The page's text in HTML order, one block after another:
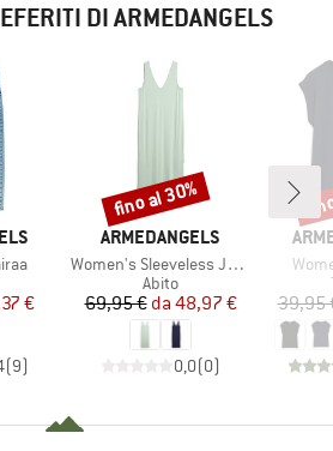
DI ARMEDANGELS
prodotti
ridotto
€
(9)
MARCHIO
ARMEDANGELS
Articolo
Women's Sleeveless Jersey Midi Dress
Gruppo di prodotti
Abito
Prezzo
69,95 € Prezzo ridotto
da 48,97 €
0,0(0)
Sconto
fino al 30%
39,95